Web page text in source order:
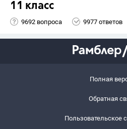
11 класс
9692 вопроса 9977 ответов
Полная
Обратная
Пользовательское